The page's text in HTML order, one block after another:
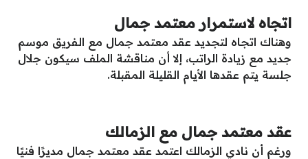
اتجاه لاستمرار معتمد جمال
وهناك اتجاه لتجديد عقد معتمد جمال مع الفريق موسم
جديد مع زيادة الراتب، إلا أن مناقشة الملف سيكون جلال
جلسة يتم عقدها الأيام القليلة المقبلة.
عقد معتمد جمال مع الزمالك
ورغم أن نادي الزمالك اعتمد عقد معتمد جمال مديرًا فنيًا